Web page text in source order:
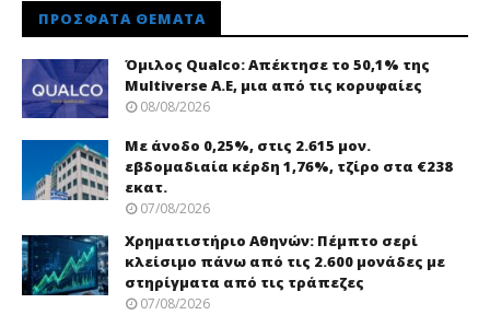
ΠΡΌΣΦΑΤΑ ΘΈΜΑΤΑ
Όμιλος Qualco: Απέκτησε το 50,1% της
Multiverse A.E, μια από τις κορυφαίες
08/08/2026
Με άνοδο 0,25%, στις 2.615 μον.
εβδομαδιαία κέρδη 1,76%, τζίρο στα €238
εκατ.
07/08/2026
Χρηματιστήριο Αθηνών: Πέμπτο σερί
κλείσιμο πάνω από τις 2.600 μονάδες με
στηρίγματα από τις τράπεζες
07/08/2026